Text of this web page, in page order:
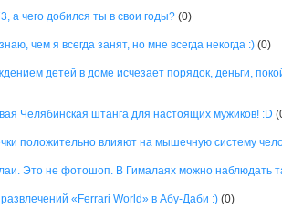
а чего добился ты в свои годы? (0)
чем я всегда занят, но мне всегда некогда :) (0)
детей в доме исчезает порядок, деньги,
Челябинская штанга для настоящих мужиков! :D
положительно влияют на мышечную систему
Это не фотошоп. В Гималаях можно наблюдать
«Ferrari World» в Абу-Даби :) (0)